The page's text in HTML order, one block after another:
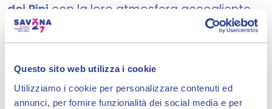
Questo sito web utilizza i cookie
Utilizziamo i cookie per personalizzare contenuti ed
annunci, per fornire funzionalità dei social media e per
dei Pini con la loro atmosfera accogliente,
aiBagni Marea
presso il Mare Hotel, dove il
lusso si sposa con la vista sul mare. E poi ci
sonoi Bagni Stella Marina,
Avalon Beach, Camping Vittoria e il
Camping La Pergola,ognuno con il proprio